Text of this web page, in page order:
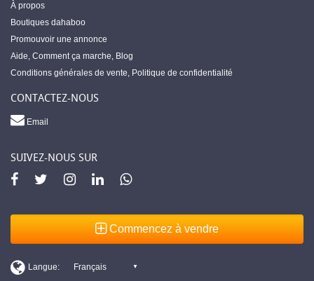
À propos
Boutiques dahaboo
Promouvoir une annonce
Aide, Comment ça marche, Blog
Conditions générales de vente, Politique de confidentialité
CONTACTEZ-NOUS
Email
SUIVEZ-NOUS SUR
Commencez à vendre